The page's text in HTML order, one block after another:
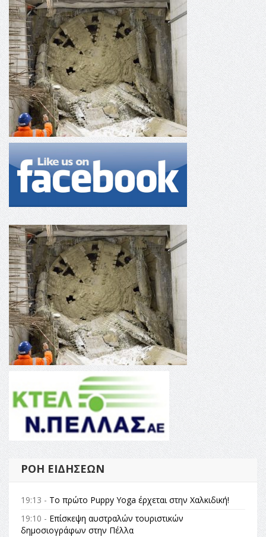
ΡΟΉ ΕΙΔΉΣΕΩΝ
19:13 - Το πρώτο Puppy Yoga έρχεται στην Χαλκιδική!
19:10 - Επίσκεψη αυστραλών τουριστικών
δημοσιογράφων στην Πέλλα